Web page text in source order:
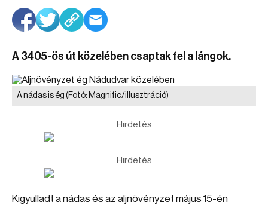
A 3405-ös út közelében csaptak fel a lángok.
A nádas is ég (Fotó: Magnific/illusztráció)
Hirdetés
Hirdetés
Kigyulladt a nádas és az aljnövényzet május 15-én